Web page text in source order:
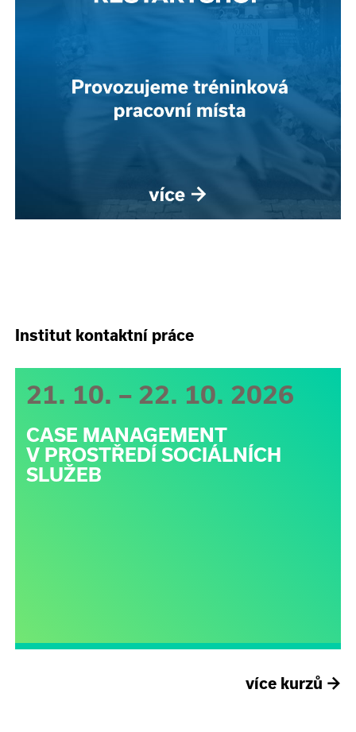
Institut kontaktní práce
21. 10. – 22. 10. 2026
CASE MANAGEMENT
V PROSTŘEDÍ SOCIÁLNÍCH
SLUŽEB
více kurzů →